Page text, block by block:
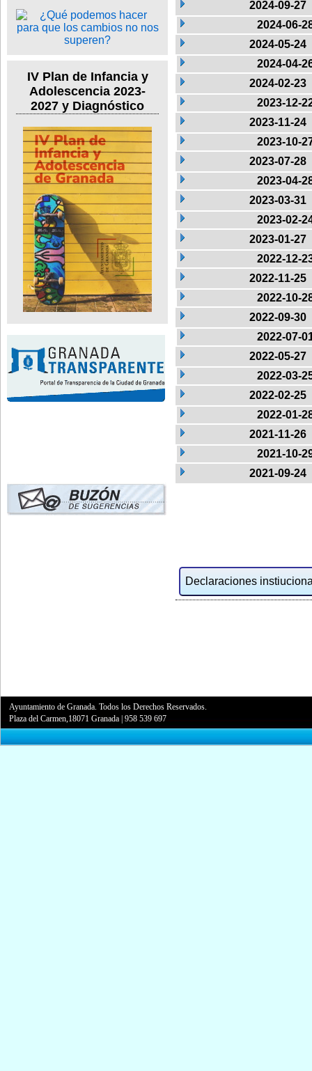
IV Plan de Infancia y
Adolescencia 2023-
2027 y Diagnóstico
2024-09-27
2024-06-
2024-05-24
2024-04-
2024-02-23
2023-12-
2023-11-24
2023-10-
2023-07-28
2023-04-
2023-03-31
2023-02-
2023-01-27
2022-12-
2022-11-25
2022-10-
2022-09-30
2022-07-
2022-05-27
2022-03-
2022-02-25
2022-01-
2021-11-26
2021-10-
2021-09-24
Declaraciones
Ayuntamiento de Granada. Todos los Derechos Reservados.
Plaza del Carmen,18071 Granada |958 539 697